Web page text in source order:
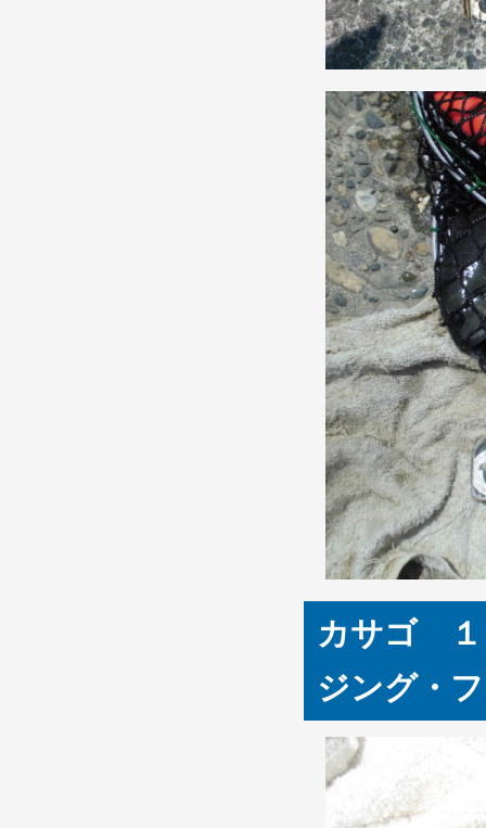
カサゴ
ジング・